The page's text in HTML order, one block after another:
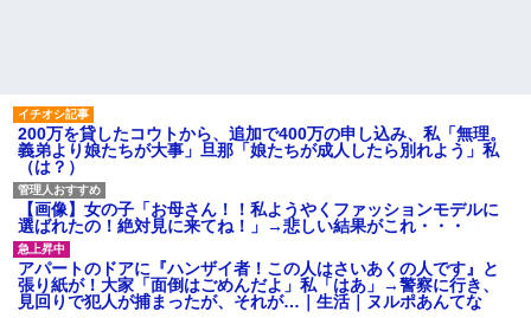
みようとしただけ☆』義兄「泥
は出てけ！二度と来るな！」結
果・・・
私「初めて飲む味だけどなん
のお茶？」彼「ちっ！」私「」
【GIF】JSのカンチョーワロ
タ
後続車にクラクションを鳴ら
され彼氏が逆切れ。「何クラク
ション鳴らしてんだ！降りてこ
いよ！」と怒鳴りだし...
200万を貸したコウトから、追加で400万の申し込み、私「無理。
義弟より娘たちが大事」旦那「娘たちが成人したら別れよう」私
（は？）
【画像】女の子「お母さん！！私ようやくファッションモデルに
選ばれたの！絶対見に来てね！」→悲しい結果がこれ・・・
アパートのドアに『ハンザイ者！この人はさいあくの人です』と
張り紙が！大家「面倒はごめんだよ」私「はあ」→警察に行き、
見回りで犯人が捕まったが、それが…｜生活｜ヌルポあんてな